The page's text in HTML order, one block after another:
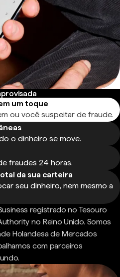
um toque
ou você suspeitar de fraude.
o dinheiro se move.
fraudes 24 horas.
da sua carteira
seu dinheiro, nem mesmo a
registrado no Tesouro
no Reino Unido. Somos
Holandesa de Mercados
com parceiros